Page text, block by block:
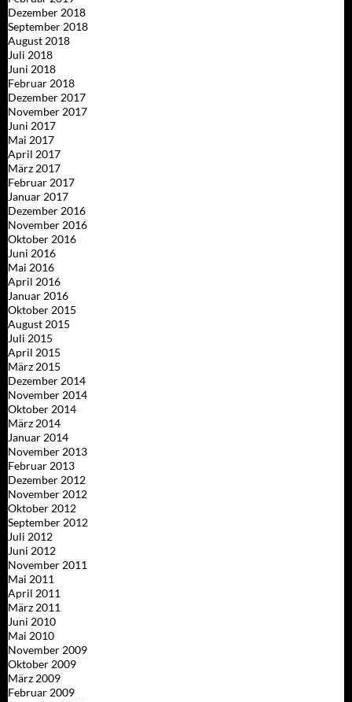
Dezember 2018
September 2018
August 2018
Juli 2018
Juni 2018
Februar 2018
Dezember 2017
November 2017
Juni 2017
Mai 2017
April 2017
März 2017
Februar 2017
Januar 2017
Dezember 2016
November 2016
Oktober 2016
Juni 2016
Mai 2016
April 2016
Januar 2016
Oktober 2015
August 2015
Juli 2015
April 2015
März 2015
Dezember 2014
November 2014
Oktober 2014
März 2014
Januar 2014
November 2013
Februar 2013
Dezember 2012
November 2012
Oktober 2012
September 2012
Juli 2012
Juni 2012
November 2011
Mai 2011
April 2011
März 2011
Juni 2010
Mai 2010
November 2009
Oktober 2009
März 2009
Februar 2009